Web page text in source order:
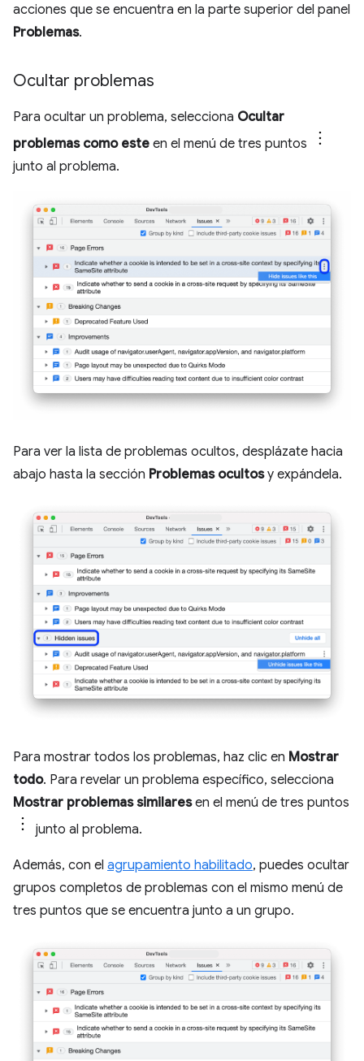
acciones que se encuentra en la parte superior del panel
Problemas.
Ocultar problemas
Para ocultar un problema, selecciona Ocultar
problemas como este en el menú de tres puntos
junto al problema.
Para ver la lista de problemas ocultos, desplázate hacia
abajo hasta la sección Problemas ocultosy expándela.
Para mostrar todos los problemas, haz clic en Mostrar
todo. Para revelar un problema específico, selecciona
Mostrar problemas similaresen el menú de tres puntos
junto al problema.
Además, con el agrupamiento habilitado, puedes ocultar
grupos completos de problemas con el mismo menú de
tres puntos que se encuentra junto a un grupo.